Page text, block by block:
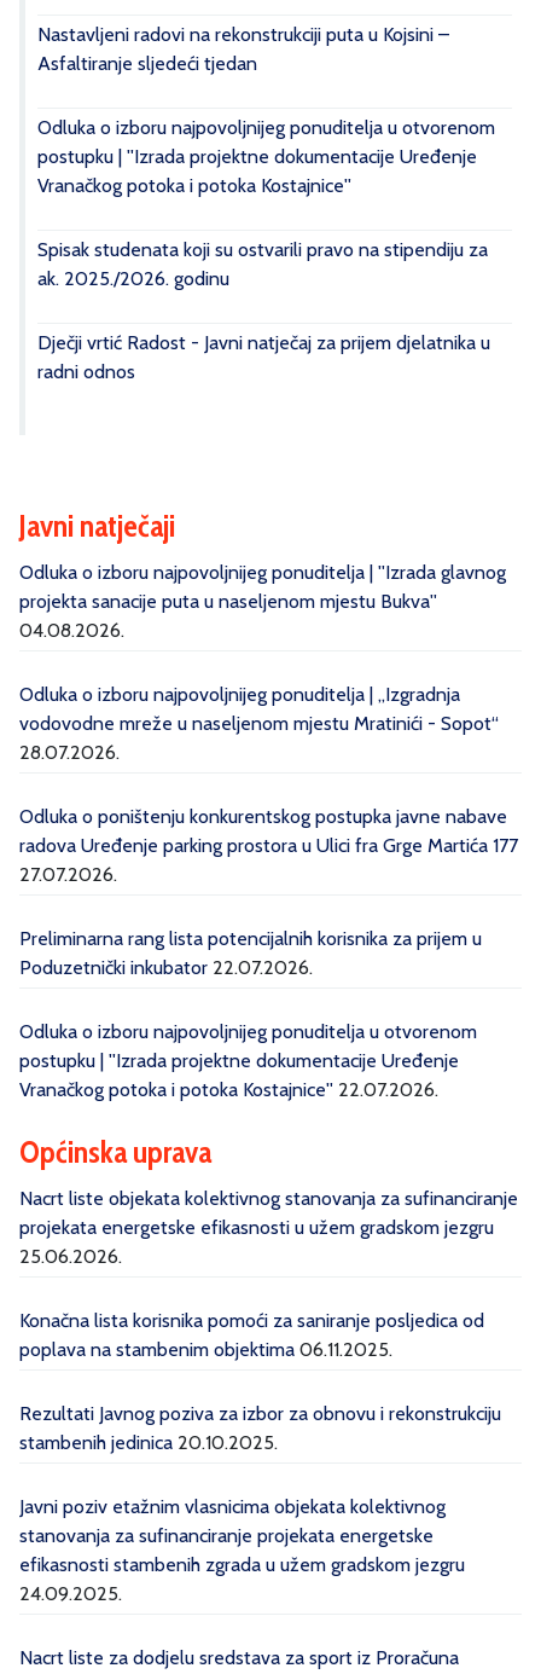
Nastavljeni radovi na rekonstrukciji puta u Kojsini –
Asfaltiranje sljedeći tjedan
Odluka o izboru najpovoljnijeg ponuditelja u otvorenom
postupku | ''Izrada projektne dokumentacije Uređenje
Vranačkog potoka i potoka Kostajnice''
Spisak studenata koji su ostvarili pravo na stipendiju za
ak. 2025./2026. godinu
Dječji vrtić Radost - Javni natječaj za prijem djelatnika u
radni odnos
Javni natječaji
Odluka o izboru najpovoljnijeg ponuditelja | ''Izrada glavnog
projekta sanacije puta u naseljenom mjestu Bukva''
04.08.2026.
Odluka o izboru najpovoljnijeg ponuditelja | „Izgradnja
vodovodne mreže u naseljenom mjestu Mratinići - Sopot“
28.07.2026.
Odluka o poništenju konkurentskog postupka javne nabave
radova Uređenje parking prostora u Ulici fra Grge Martića 177
27.07.2026.
Preliminarna rang lista potencijalnih korisnika za prijem u
Poduzetnički inkubator 22.07.2026.
Odluka o izboru najpovoljnijeg ponuditelja u otvorenom
postupku | ''Izrada projektne dokumentacije Uređenje
Vranačkog potoka i potoka Kostajnice'' 22.07.2026.
Općinska uprava
Nacrt liste objekata kolektivnog stanovanja za sufinanciranje
projekata energetske efikasnosti u užem gradskom jezgru
25.06.2026.
Konačna lista korisnika pomoći za saniranje posljedica od
poplava na stambenim objektima 06.11.2025.
Rezultati Javnog poziva za izbor za obnovu i rekonstrukciju
stambenih jedinica 20.10.2025.
Javni poziv etažnim vlasnicima objekata kolektivnog
stanovanja za sufinanciranje projekata energetske
efikasnosti stambenih zgrada u užem gradskom jezgru
24.09.2025.
Nacrt liste za dodjelu sredstava za sport iz Proračuna